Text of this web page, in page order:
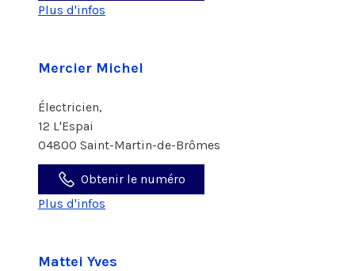
Plus d'infos
Mercier Michel
Électricien,
12 L'Espai
04800 Saint-Martin-de-Brômes
Obtenir le numéro
Plus d'infos
Mattei Yves